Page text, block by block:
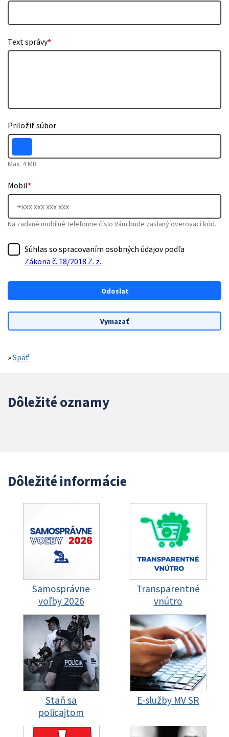
Text správy*
Priložiť súbor
Max. 4 MB
Mobil*
Na zadané mobilné telefónne číslo Vám bude zaslaný overovací kód.
Súhlas so spracovaním osobných údajov podľa
Zákona č. 18/2018 Z. z.
»Späť
Dôležité oznamy
Dôležité informácie
Samosprávne
voľby 2026
Transparentné
vnútro
Staň sa
policajtom
E-služby MV SR